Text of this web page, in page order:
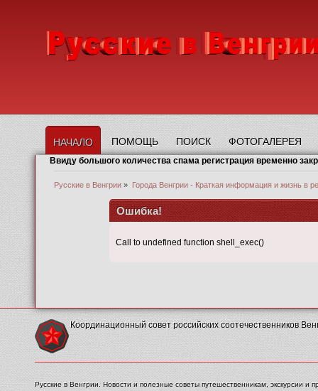
НАЧАЛО ПОМОЩЬ ПОИСК ФОТОГАЛЕРЕЯ
Ввиду большого количества спама регистрация временно
Русские в Венгрии » Города Венгрии - Краткая информация и жизнь в
Ошибка!
Call to undefined function shell_exec()
Координационный совет российских соотечественников
Русские в Венгрии. Новости и полезные советы путешественникам, экскурсии